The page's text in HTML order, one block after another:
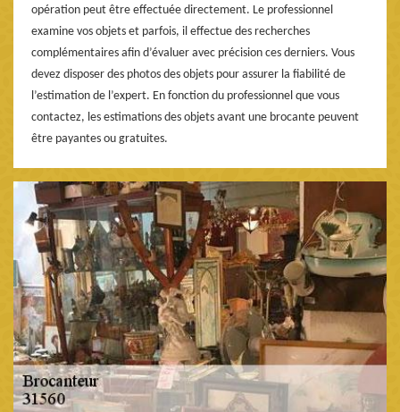
opération peut être effectuée directement. Le professionnel
examine vos objets et parfois, il effectue des recherches
complémentaires afin d’évaluer avec précision ces derniers. Vous
devez disposer des photos des objets pour assurer la fiabilité de
l’estimation de l’expert. En fonction du professionnel que vous
contactez, les estimations des objets avant une brocante peuvent
être payantes ou gratuites.